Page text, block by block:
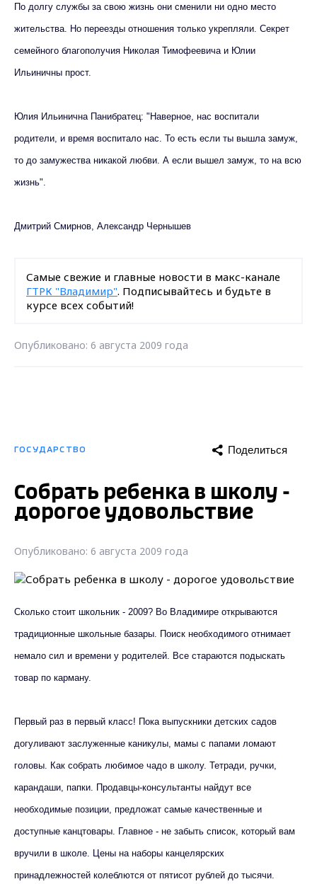
По долгу службы за свою жизнь они сменили ни одно место
жительства. Но переезды отношения только укрепляли. Секрет
семейного благополучия Николая Тимофеевича и Юлии
Ильиничны прост.
Юлия Ильинична Панибратец: "Наверное, нас воспитали
родители, и время воспитало нас. То есть если ты вышла замуж,
то до замужества никакой любви. А если вышел замуж, то на всю
жизнь".
Дмитрий Смирнов, Александр Чернышев
Самые свежие и главные новости в макс-канале
ГТРК "Владимир". Подписывайтесь и будьте в
курсе всех событий!
Опубликовано: 6 августа 2009 года
ГОСУДАРСТВО Поделиться
Собрать ребенка в школу -
дорогое удовольствие
Опубликовано: 6 августа 2009 года
Сколько стоит школьник - 2009? Во Владимире открываются
традиционные школьные базары. Поиск необходимого отнимает
немало сил и времени у родителей. Все стараются подыскать
товар по карману.
Первый раз в первый класс! Пока выпускники детских садов
догуливают заслуженные каникулы, мамы с папами ломают
головы. Как собрать любимое чадо в школу. Тетради, ручки,
карандаши, папки. Продавцы-консультанты найдут все
необходимые позиции, предложат самые качественные и
доступные канцтовары. Главное - не забыть список, который вам
вручили в школе. Цены на наборы канцелярских
принадлежностей колеблются от пятисот рублей до тысячи.